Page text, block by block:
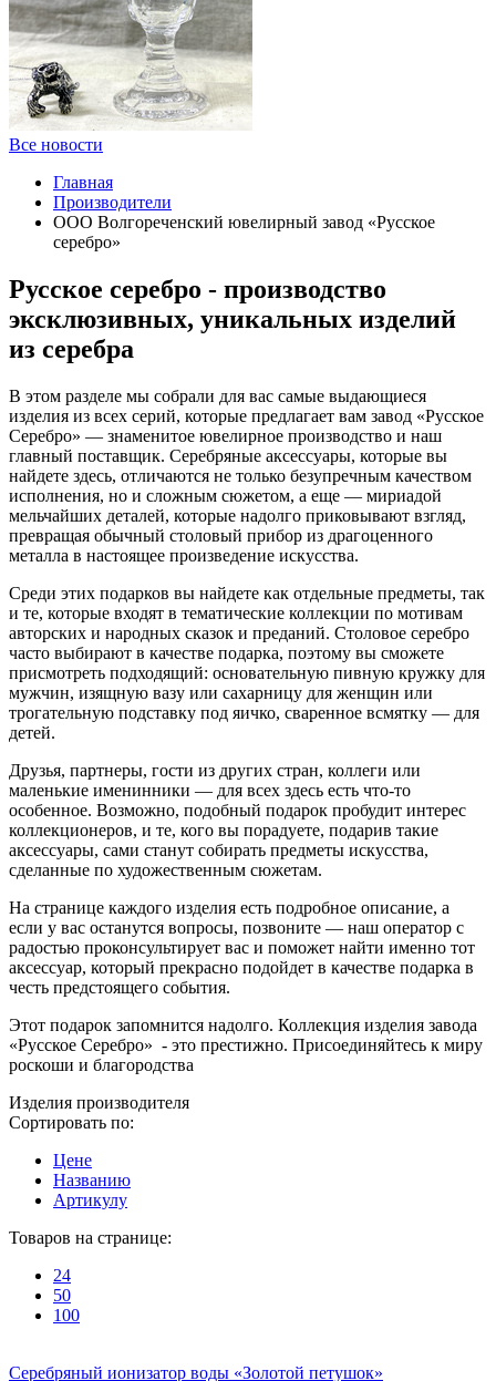
Все новости
Главная
Производители
ООО Волгореченский ювелирный завод «Русское
серебро»
Русское серебро - производство
эксклюзивных, уникальных изделий
из серебра
В этом разделе мы собрали для вас самые выдающиеся
изделия из всех серий, которые предлагает вам завод «Русское
Серебро» — знаменитое ювелирное производство и наш
главный поставщик. Серебряные аксессуары, которые вы
найдете здесь, отличаются не только безупречным качеством
исполнения, но и сложным сюжетом, а еще — мириадой
мельчайших деталей, которые надолго приковывают взгляд,
превращая обычный столовый прибор из драгоценного
металла в настоящее произведение искусства.
Среди этих подарков вы найдете как отдельные предметы, так
и те, которые входят в тематические коллекции по мотивам
авторских и народных сказок и преданий. Столовое серебро
часто выбирают в качестве подарка, поэтому вы сможете
присмотреть подходящий: основательную пивную кружку для
мужчин, изящную вазу или сахарницу для женщин или
трогательную подставку под яичко, сваренное всмятку — для
детей.
Друзья, партнеры, гости из других стран, коллеги или
маленькие именинники — для всех здесь есть что-то
особенное. Возможно, подобный подарок пробудит интерес
коллекционеров, и те, кого вы порадуете, подарив такие
аксессуары, сами станут собирать предметы искусства,
сделанные по художественным сюжетам.
На странице каждого изделия есть подробное описание, а
если у вас останутся вопросы, позвоните — наш оператор с
радостью проконсультирует вас и поможет найти именно тот
аксессуар, который прекрасно подойдет в качестве подарка в
честь предстоящего события.
Этот подарок запомнится надолго. Коллекция изделия завода
«Русское Серебро» - это престижно. Присоединяйтесь к миру
роскоши и благородства
Изделия производителя
Сортировать по:
Цене
Названию
Артикулу
Товаров на странице:
24
50
100
Серебряный ионизатор воды «Золотой петушок»